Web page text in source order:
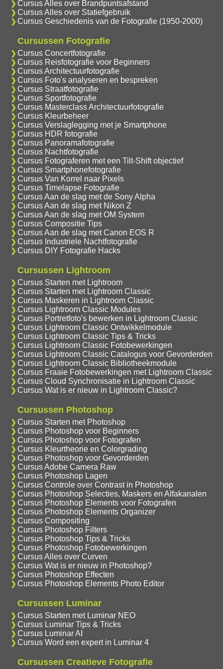
Cursus Alles over Brandpuntsafstand
Cursus Alles over Statiefgebruik
Cursus Geschiedenis van de Fotografie (1950-2000)
Cursussen Fotografie
Cursus Concertfotografie
Cursus Reisfotografie voor Beginners
Cursus Architectuurfotografie
Cursus Foto's analyseren en bespreken
Cursus Straatfotografie
Cursus Sportfotografie
Cursus Masterclass Architectuurfotografie
Cursus Kleurbeheer
Cursus Verslaglegging met je Smartphone
Cursus HDR fotografie
Cursus Panoramafotografie
Cursus Nachtfotografie
Cursus Fotograferen met een Tilt-Shift objectief
Cursus Smartphonefotografie
Cursus Van Korrel naar Pixels
Cursus Timelapse Fotografie
Cursus Aan de slag met de Sony Alpha
Cursus Aan de slag met Nikon Z
Cursus Aan de slag met OM System
Cursus Compositie Tips
Cursus Aan de slag met Canon EOS R
Cursus Industriele Nachtfotografie
Cursus DIY Fotografie Hacks
Cursussen Lightroom
Cursus Starten met Lightroom
Cursus Starten met Lightroom Classic
Cursus Maskeren in Lightroom Classic
Cursus Lightroom Classic Modules
Cursus Portretfoto's bewerken in Lightroom Classic
Cursus Lightroom Classic Ontwikkelmodule
Cursus Lightroom Classic Tips & Tricks
Cursus Lightroom Classic Fotobewerkingen
Cursus Lightroom Classic Catalogus voor Gevorderden
Cursus Lightroom Classic Bibliotheekmodule
Cursus Fraaie Fotobewerkingen met Lightroom Classic
Cursus Cloud Synchronisatie in Lightroom Classic
Cursus Wat is er nieuw in Lightroom Classic?
Cursussen Photoshop
Cursus Starten met Photoshop
Cursus Photoshop voor Beginners
Cursus Photoshop voor Fotografen
Cursus Kleurtheorie en Colorgrading
Cursus Photoshop voor Gevorderden
Cursus Adobe Camera Raw
Cursus Photoshop Lagen
Cursus Controle over Contrast in Photoshop
Cursus Photoshop Selecties, Maskers en Alfakanalen
Cursus Photoshop Elements voor Fotografen
Cursus Photoshop Elements Organizer
Cursus Compositing
Cursus Photoshop Filters
Cursus Photoshop Tips & Tricks
Cursus Photoshop Fotobewerkingen
Cursus Alles over Curven
Cursus Wat is er nieuw in Photoshop?
Cursus Photoshop Effecten
Cursus Photoshop Elements Photo Editor
Cursussen Luminar
Cursus Starten met Luminar NEO
Cursus Luminar Tips & Tricks
Cursus Luminar AI
Cursus Word een expert in Luminar 4
Cursussen Creatieve Fotografie